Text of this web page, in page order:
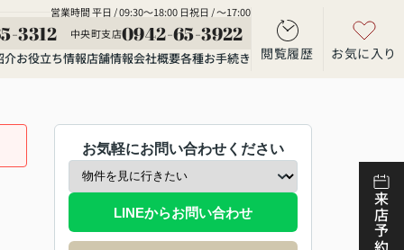
営業時間 平日 / 09:30～18:00 日祝日 / ～17:00
3312 中央町支店0942-65-3922
介お役立ち情報店舗情報会社概要各種お手続き 閲覧履歴 お気に入り
来店予約
お気軽にお問い合わせください
LINEからお問い合わせ